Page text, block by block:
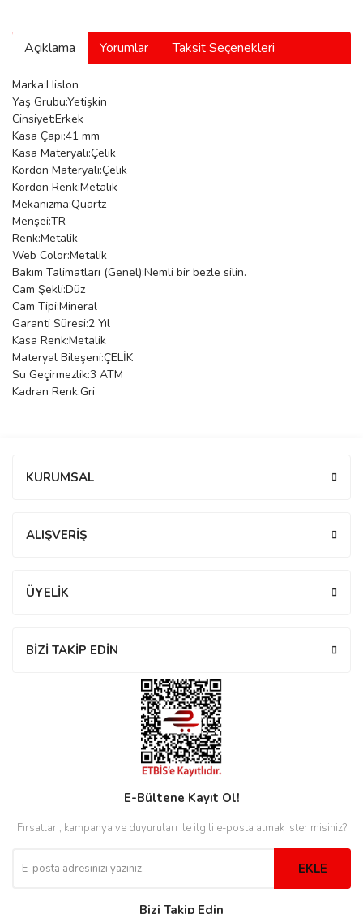
Manoir
Açıklama Yorumlar Taksit Seçenekleri
Marka:Hislon
Yaş Grubu:Yetişkin
Cinsiyet:Erkek
Kasa Çapı:41 mm
Kasa Materyali:Çelik
Kordon Materyali:Çelik
Kordon Renk:Metalik
Mekanizma:Quartz
Menşei:TR
Renk:Metalik
Web Color:Metalik
Bakım Talimatları (Genel):Nemli bir bezle silin.
Cam Şekli:Düz
Cam Tipi:Mineral
Garanti Süresi:2 Yıl
Kasa Renk:Metalik
Materyal Bileşeni:ÇELİK
Su Geçirmezlik:3 ATM
Kadran Renk:Gri
KURUMSAL
ALIŞVERİŞ
ÜYELİK
BİZİ TAKİP EDİN
E-Bültene Kayıt Ol!
Fırsatları, kampanya ve duyuruları ile ilgili e-posta almak ister misiniz?
EKLE
Bizi Takip Edin